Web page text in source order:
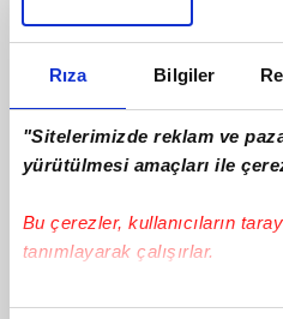
Rıza Bilgiler
"Sitelerimizde reklam ve
yürütülmesi amaçları ile
Bu çerezler, kullanıcıların
tanımlayarak çalışırlar.
Bu çerezlere izin vermeniz